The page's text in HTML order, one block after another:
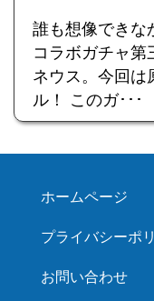
誰も想像でき
コラボガチャ第
ネウス。今回は
ル！ このガ･･･
ホームページ
プライバシーポ
お問い合わせ